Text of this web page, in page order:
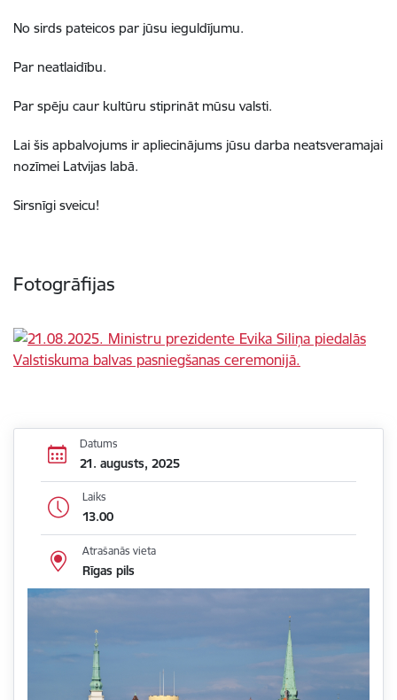
No sirds pateicos par jūsu ieguldījumu.
Par neatlaidību.
Par spēju caur kultūru stiprināt mūsu valsti.
Lai šis apbalvojums ir apliecinājums jūsu darba neatsveramajai
nozīmei Latvijas labā.
Sirsnīgi sveicu!
Fotogrāfijas
Datums
21. augusts, 2025
Laiks
13.00
Atrašanās vieta
Rīgas pils